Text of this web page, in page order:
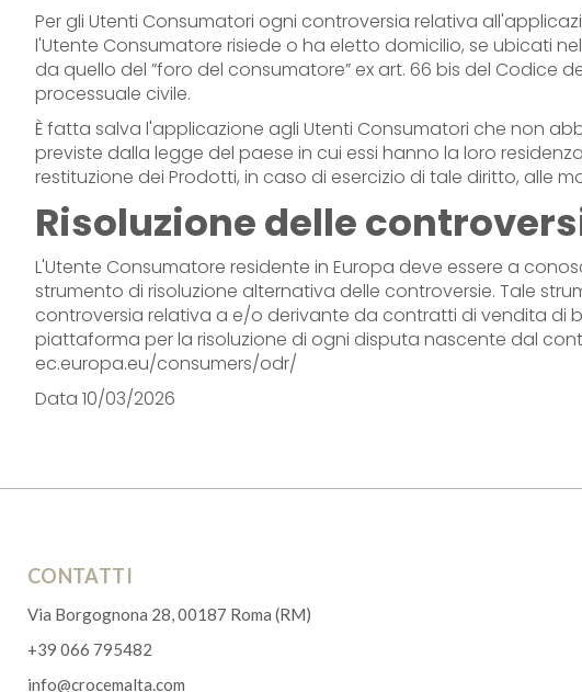
Per gli Utenti Consumatori ogni controversia relativa
l'Utente Consumatore risiede o ha eletto domicilio, se ubicati
da quello del ”foro del consumatore” ex art. 66 bis del Codice
processuale civile.
È fatta salva l'applicazione agli Utenti Consumatori che non
previste dalla legge del paese in cui essi hanno la loro
restituzione dei Prodotti, in caso di esercizio di tale diritto, alle
Risoluzione delle
L'Utente Consumatore residente in Europa deve essere a
strumento di risoluzione alternativa delle controversie. Tale
controversia relativa a e/o derivante da contratti di vendita di
piattaforma per la risoluzione di ogni disputa nascente dal
ec.europa.eu/consumers/odr/
Data 10/03/2026
CONTATTI
Via Borgognona 28, 00187 Roma (RM)
+39 066 795482
info@crocemalta.com